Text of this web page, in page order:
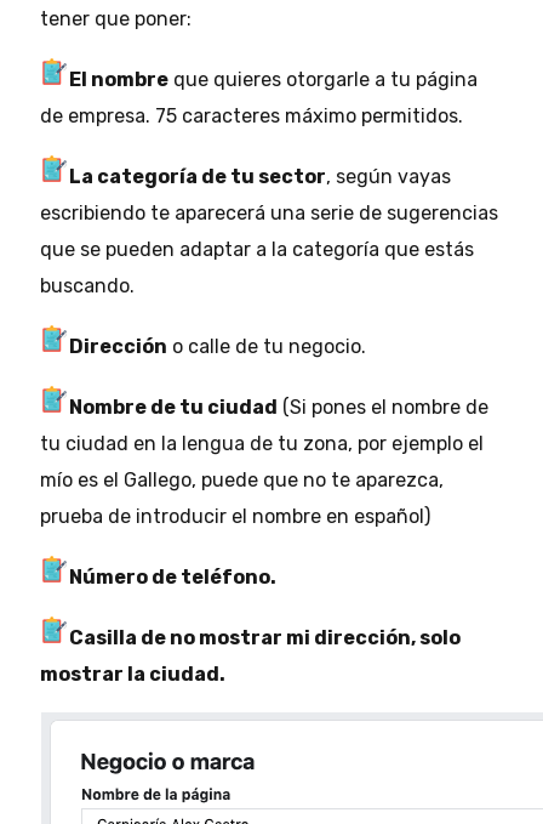
tener que poner:
El nombre que quieres otorgarle a tu página
de empresa. 75 caracteres máximo permitidos.
La categoría de tu sector, según vayas
escribiendo te aparecerá una serie de sugerencias
que se pueden adaptar a la categoría que estás
buscando.
Dirección o calle de tu negocio.
Nombre de tu ciudad (Si pones el nombre de
tu ciudad en la lengua de tu zona, por ejemplo el
mío es el Gallego, puede que no te aparezca,
prueba de introducir el nombre en español)
Número de teléfono.
Casilla de no mostrar mi dirección, solo
mostrar la ciudad.